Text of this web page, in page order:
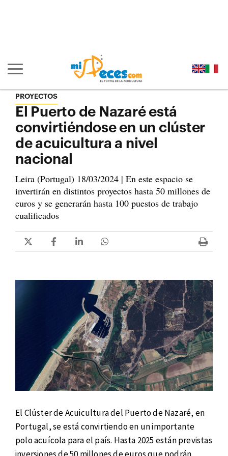
Mostrar/ocultar navegación principal
PROYECTOS
El Puerto de Nazaré está
convirtiéndose en un clúster
de acuicultura a nivel
nacional
Leira (Portugal) 18/03/2024 | En este espacio se
invertirán en distintos proyectos hasta 50 millones de
euros y se generarán hasta 100 puestos de trabajo
cualificados
El Clúster de Acuicultura del Puerto de Nazaré, en
Portugal, se está convirtiendo en un importante
polo acuícola para el país. Hasta 2025 están previstas